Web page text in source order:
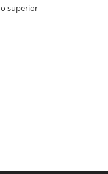
superior